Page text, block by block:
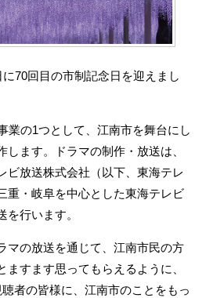
70回目の市制記念日を迎えまし
業の1つとして、江南市を舞台にし
ます。ドラマの制作・放送は、
ビ放送株式会社（以下、東海テレ
重・岐阜を中心とした東海テレビ
行います。
マの放送を通じて、江南市民の方
すます思ってもらえるように、
者の皆様に、江南市のことをもっ